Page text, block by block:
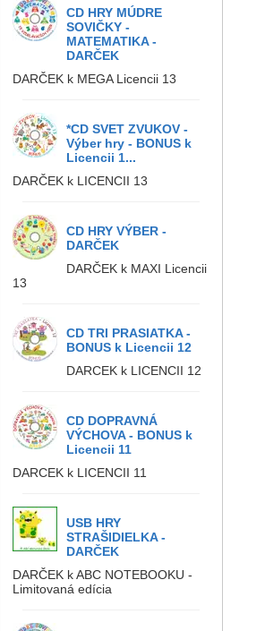
CD HRY MÚDRE
SOVIČKY -
MATEMATIKA -
DARČEK
DARČEK k MEGA Licencii 13
*CD SVET ZVUKOV -
Výber hry - BONUS k
Licencii 1...
DARČEK k LICENCII 13
CD HRY VÝBER -
DARČEK
DARČEK k MAXI Licencii
13
CD TRI PRASIATKA -
BONUS k Licencii 12
DARCEK k LICENCII 12
CD DOPRAVNÁ
VÝCHOVA - BONUS k
Licencii 11
DARCEK k LICENCII 11
USB HRY
STRAŠIDIELKA -
DARČEK
DARČEK k ABC NOTEBOOKU -
Limitovaná edícia